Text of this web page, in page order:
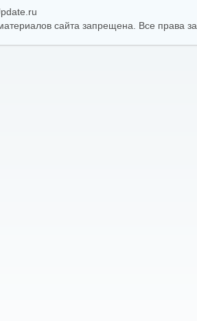
сайта запрещена. Все права